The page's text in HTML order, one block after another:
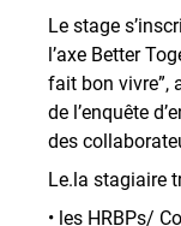
Le stage
l’axe Better
fait bon vivre”,
de l’enquête
des
Le.la stagiaire
• les HRBPs/